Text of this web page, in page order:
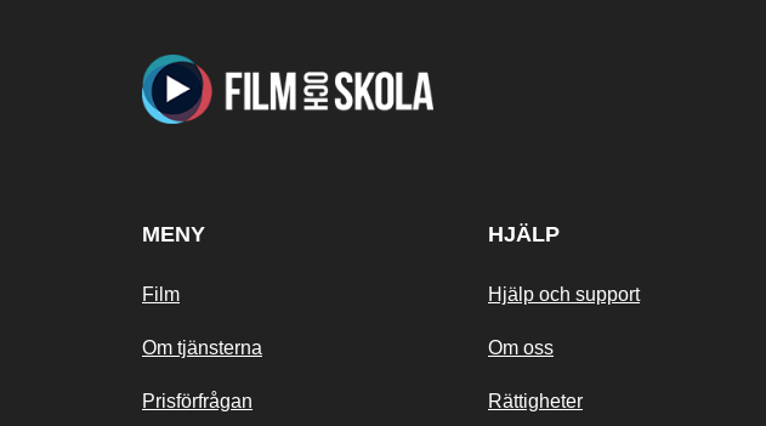
MENY
Film
Om tjänsterna
Prisförfrågan
HJÄLP
Hjälp och support
Om oss
Rättigheter